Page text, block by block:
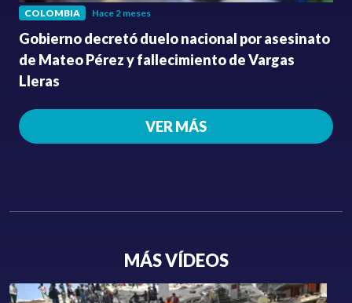
COLOMBIA Hace 2 meses
Gobierno decretó duelo nacional por asesinato
de Mateo Pérez y fallecimiento de Vargas
Lleras
VER MÁS
MÁS VÍDEOS